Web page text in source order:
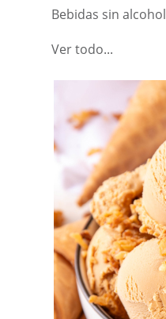
Bebidas sin alcohol
Ver todo...